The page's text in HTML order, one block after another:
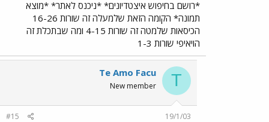
*רושם בחיפוש איצטדיונים* *ניכנס לאתר* *מוצא
תמונה* הקומה הזאת שלמעלה זה שורות 16-26
הכיסאות שלמטה זה שורות 4-15 ומה שבתכלת זה
הויאיפי שורות 1-3
T
Te Amo Facu
New member
19/1/03
#15